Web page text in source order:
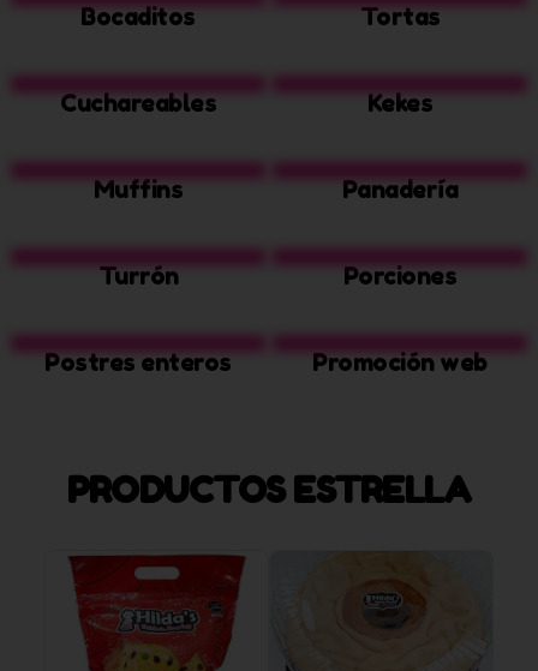
Bocaditos Tortas
Cuchareables Kekes
Muffins Panadería
Turrón Porciones
Postres enteros Promoción web
PRODUCTOS ESTRELLA